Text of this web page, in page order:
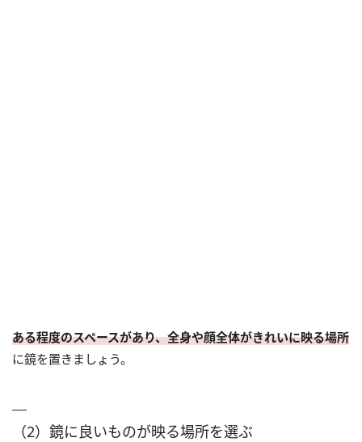
ある程度のスペースがあり、全身や顔全体がきれいに映る場所
に鏡を置きましょう。
（2）鏡に良いものが映る場所を選ぶ